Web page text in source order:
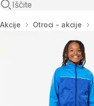
Odpri iskanje
Domov
Akcije Otroci - akcije